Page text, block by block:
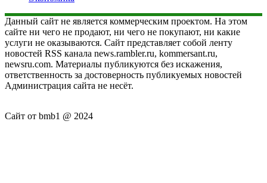
Данный сайт не является коммерческим проектом. На этом
сайте ни чего не продают, ни чего не покупают, ни какие
услуги не оказываются. Сайт представляет собой ленту
новостей RSS канала news.rambler.ru, kommersant.ru,
newsru.com. Материалы публикуются без искажения,
ответственность за достоверность публикуемых новостей
Администрация сайта не несёт.
Сайт от bmb1 @ 2024